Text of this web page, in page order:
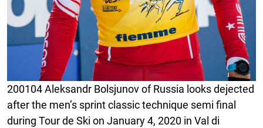
200104 Aleksandr Bolsjunov of Russia looks dejected
after the men’s sprint classic technique semi final
during Tour de Ski on January 4, 2020 in Val di